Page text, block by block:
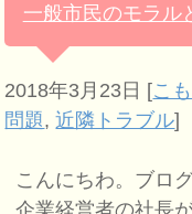
一般市民のモラル
2018年3月23日 [こ
問題,近隣トラブル]
こんにちわ。ブロ